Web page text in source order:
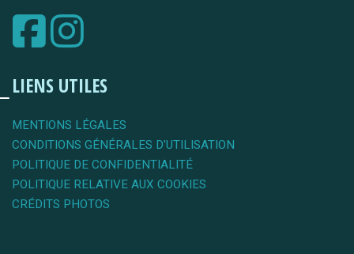
LIENS UTILES
MENTIONS LÉGALES
CONDITIONS GÉNÉRALES D'UTILISATION
POLITIQUE DE CONFIDENTIALITÉ
POLITIQUE RELATIVE AUX COOKIES
CRÉDITS PHOTOS